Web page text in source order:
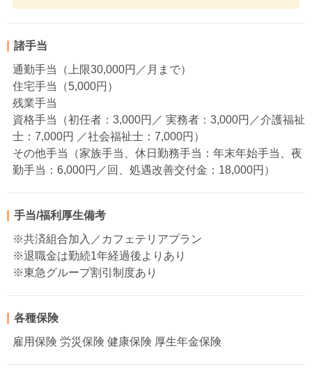
諸手当
通勤手当（上限30,000円／月まで）
住宅手当（5,000円）
残業手当
資格手当（初任者：3,000円／ 実務者：3,000円／介護福祉
士：7,000円 ／社会福祉士：7,000円）
その他手当（家族手当、休日勤務手当：年末年始手当、夜
勤手当：6,000円／回、処遇改善交付金：18,000円）
手当/福利厚生備考
※共済組合加入／カフェテリアプラン
※退職金は勤続1年経過後よりあり
※東急グループ割引制度あり
各種保険
雇用保険 労災保険 健康保険 厚生年金保険